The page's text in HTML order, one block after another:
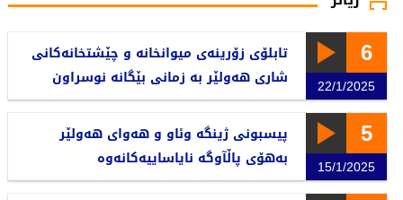
6
22/1/2025
تابلۆی زۆرینەی میوانخانە و چێشتخانەکانی
شاری هەولێر بە زمانی بێگانە نوسراون
5
15/1/2025
پیسبونی ژینگە وئاو و هەوای هەولێر
بەهۆی پاڵآوگە نایاساییەکانەوە